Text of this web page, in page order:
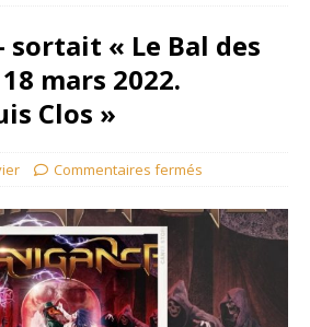
sortait « Le Bal des
mars 2022.
Clos »
Commentaires fermés